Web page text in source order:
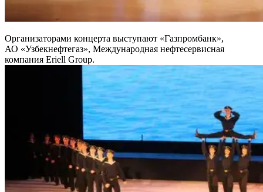
Организаторами концерта выступают «Газпромбанк»,
АО «Узбекнефтегаз», Международная нефтесервисная
компания Eriell Group.